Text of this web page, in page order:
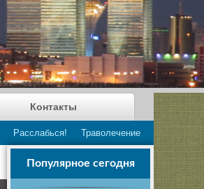
Расслабься! Траволечение
Контакты
Популярное сегодня